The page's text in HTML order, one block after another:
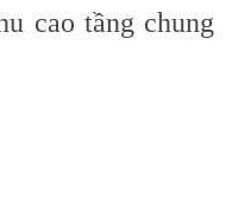
cao tầng chung